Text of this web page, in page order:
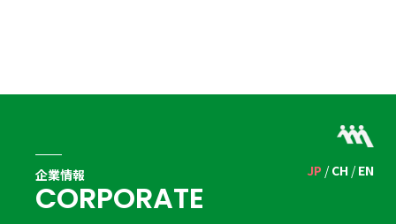
JP CH EN
企業情報
CORPORATE